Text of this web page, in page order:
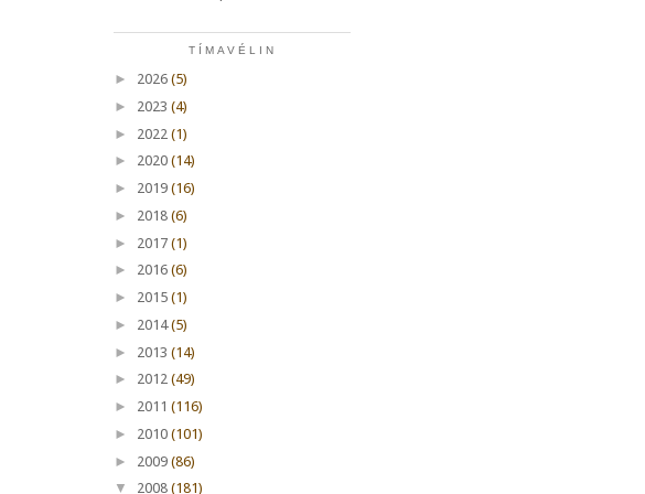
TÍMAVÉLIN
► 2026 (5)
► 2023 (4)
► 2022 (1)
► 2020 (14)
► 2019 (16)
► 2018 (6)
► 2017 (1)
► 2016 (6)
► 2015 (1)
► 2014 (5)
► 2013 (14)
► 2012 (49)
► 2011 (116)
► 2010 (101)
► 2009 (86)
▼
2008 (181)